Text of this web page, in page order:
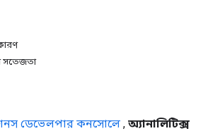
সতেজতা
ডেভেলপার কনসোলে , অ্যানালিটিক্স